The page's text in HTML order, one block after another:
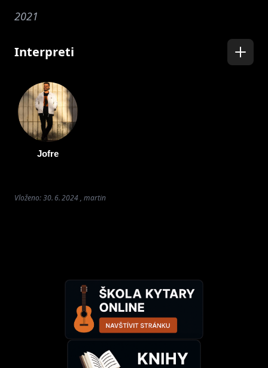
2021
Interpreti
Jofre
Vloženo: 30. 6. 2024 , martin